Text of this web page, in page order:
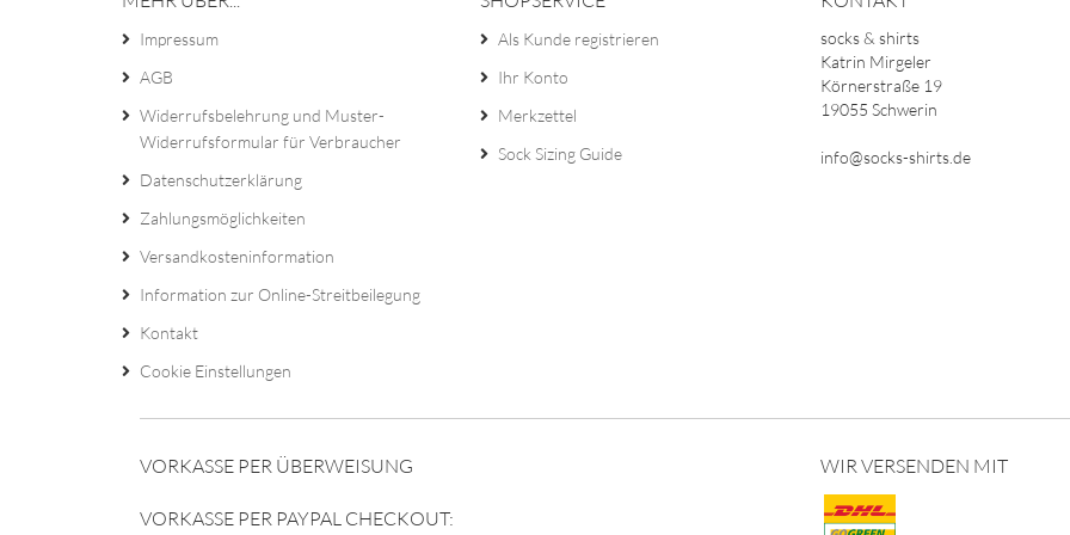
Impressum
AGB
Widerrufsbelehrung und Muster-
Widerrufsformular für Verbraucher
Datenschutzerklärung
Zahlungsmöglichkeiten
Versandkosteninformation
Information zur Online-Streitbeilegung
Kontakt
Cookie Einstellungen
Als Kunde registrieren
Ihr Konto
Merkzettel
Sock Sizing Guide
socks & shirts
Katrin Mirgeler
Körnerstraße 19
19055 Schwerin
info@socks-shirts.de
VORKASSE PER ÜBERWEISUNG
VORKASSE PER PAYPAL CHECKOUT:
WIR VERSENDEN MIT